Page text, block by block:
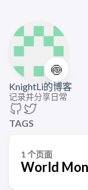
🍥
KnightLi的博客
记录并分享日常
TAGS
1 个页面
World